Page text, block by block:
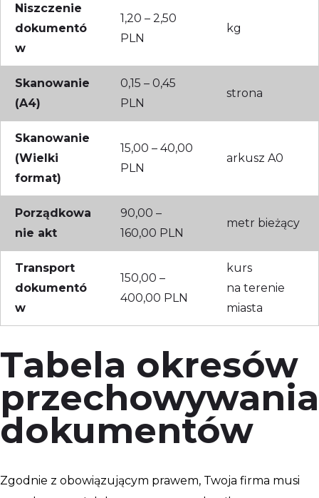
Niszczenie
dokumentó
w
1,20 – 2,50
PLN
kg
Skanowanie
(A4)
0,15 – 0,45
PLN
strona
Skanowanie
(Wielki
format)
15,00 – 40,00
PLN
arkusz A0
Porządkowa
nie akt
90,00 –
160,00 PLN
metr bieżący
Transport
dokumentó
w
150,00 –
400,00 PLN
kurs
na terenie
miasta
Tabela okresów
przechowywania
dokumentów
Zgodnie z obowiązującym prawem, Twoja firma musi